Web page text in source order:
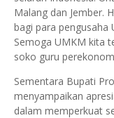
Malang dan Jember.
bagi para pengusaha
Semoga UMKM kita
soko guru
Sementara Bupati
menyampaikan
dalam memperkuat